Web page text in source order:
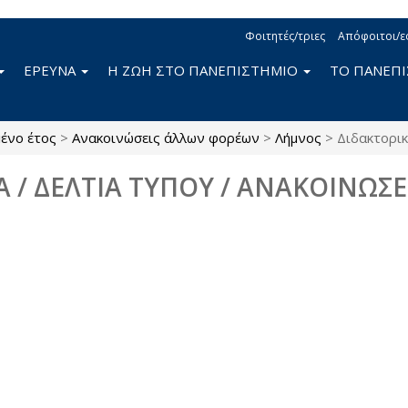
Φοιτητές/τριες Απόφοιτοι/
ΕΡΕΥΝΑ Η ΖΩΗ ΣΤΟ ΠΑΝΕΠΙΣΤΗΜΙΟ ΤΟ
έτος > Ανακοινώσεις άλλων φορέων > Λήμνος >
/ ΔΕΛΤΙΑ ΤΥΠΟΥ /